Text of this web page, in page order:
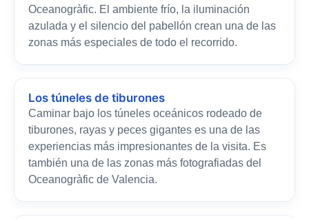
Oceanogràfic. El ambiente frío, la iluminación
azulada y el silencio del pabellón crean una de las
zonas más especiales de todo el recorrido.
Los túneles de tiburones
Caminar bajo los túneles oceánicos rodeado de
tiburones, rayas y peces gigantes es una de las
experiencias más impresionantes de la visita. Es
también una de las zonas más fotografiadas del
Oceanogràfic de Valencia.